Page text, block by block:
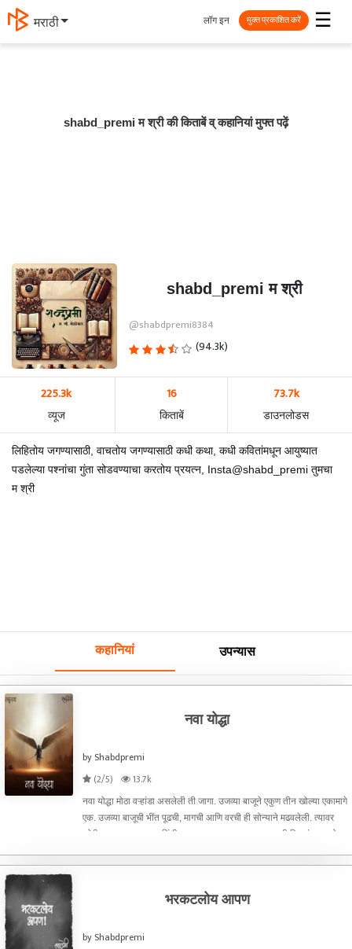
मराठी ☰
लॉग इन मुक्त प्रकाशित करें
shabd_premi म श्री की किताबें व् कहानियां मुफ्त पढ़ें
shabd_premi म श्री
@shabdpremi8384
(94.3k)
225.3k
व्यूज
16
किताबें
73.7k
डाउनलोडस
लिहितोय जगण्यासाठी, वाचतोय जगण्यासाठी कधी कथा, कधी कवितांमधून आयुष्यात
पडलेल्या पश्नांचा गुंता सोडवण्याचा करतोय प्रयत्न, Insta@shabd_premi तुमचा
म श्री
कहानियां उपन्यास
नवा योद्धा
by Shabdpremi
(2/5)
13.7k
नवा योद्धा मोठा वऱ्हांडा असलेली ती जागा. उजव्या बाजूने एकुण तीन खोल्या एकामागे
एक. उजव्या बाजूची भींत पूढची, मागची आणि वरची ही सोन्याने मढवलेली. त्यावर
कोरीव काम. त्या बाजूला भिंतीवर आकाशातून पडणार प्रकाशाची किरणं सुद्धा सोन
भरकटलोय आपण
by Shabdpremi